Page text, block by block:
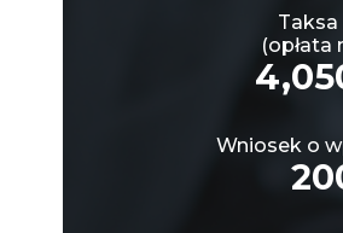
(opłata
Wniosek o